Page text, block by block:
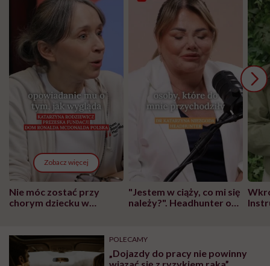
Zobacz więcej
Nie móc zostać przy
chorym dziecku w
może chyba tylko
głupota i brak
wyobraźni"
"Jestem w ciąży, co mi się
należy?". Headhunter o
pracy
POLECAMY
„Dojazdy do pracy nie powinny